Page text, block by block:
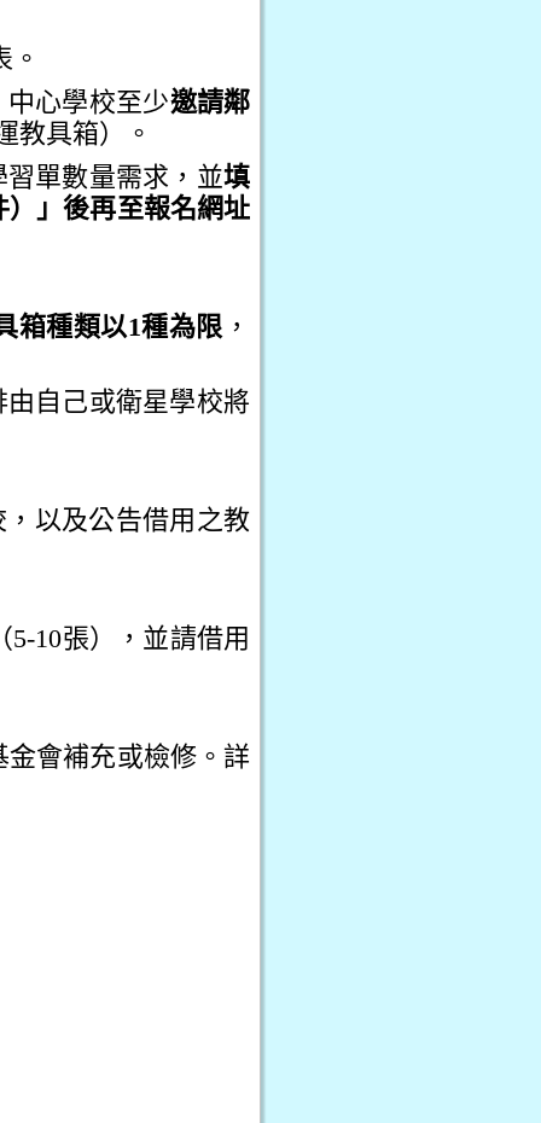
。
心學校至少邀請鄰
教具箱）。
單數量需求，並填
」後再至報名網址
箱種類以1種為限 ，
自己或衛星學校將
以及公告借用之教
10張），並請借用
會補充或檢修。詳